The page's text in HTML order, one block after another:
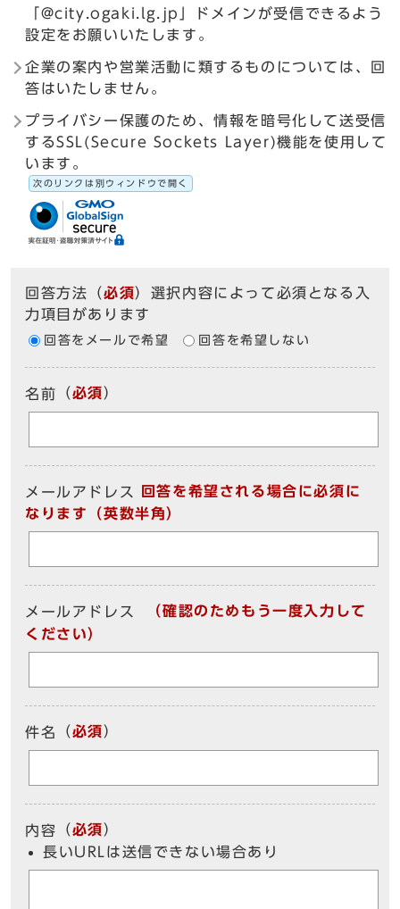
「@city.ogaki.lg.jp」ドメインが受信できるよう
設定をお願いいたします。
企業の案内や営業活動に類するものについては、回
答はいたしません。
プライバシー保護のため、情報を暗号化して送受信
するSSL(Secure Sockets Layer)機能を使用して
います。
次のリンクは別ウィンドウで開く
回答方法 （必須）選択内容によって必須となる入
力項目があります
回答をメールで希望 回答を希望しない
名前 （必須）
メールアドレス
回答を希望される場合に必須に
なります（英数半角）
メールアドレス
（確認のためもう一度入力して
ください）
件名 （必須）
内容 （必須）
長いURLは送信できない場合あり